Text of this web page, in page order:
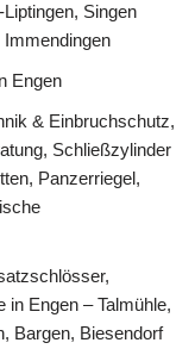
Singen
Immendingen
Engen
& Einbruchschutz,
Schließzylinder
Panzerriegel,
Engen – Talmühle,
Bargen, Biesendorf